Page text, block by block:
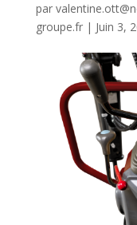
par
groupe.fr| Juin 3,